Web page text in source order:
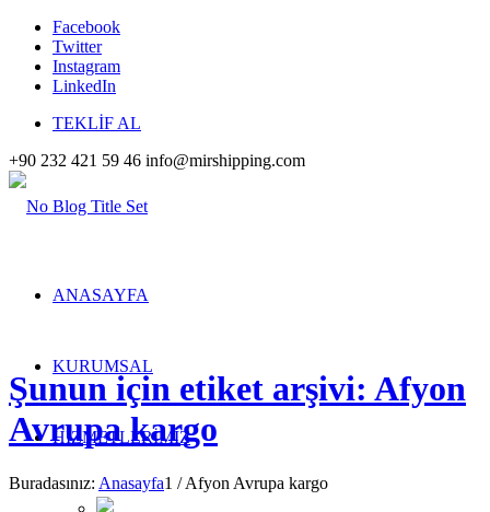
Facebook
Twitter
Instagram
LinkedIn
TEKLİF AL
+90 232 421 59 46 info@mirshipping.com
ANASAYFA
KURUMSAL
HİZMETLERİMİZ
Şunun için etiket arşivi: Afyon
Avrupa kargo
Buradasınız: Anasayfa1 / Afyon Avrupa kargo